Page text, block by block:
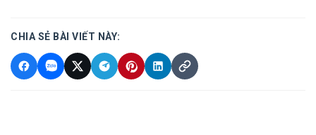
CHIA SẺ BÀI VIẾT NÀY: